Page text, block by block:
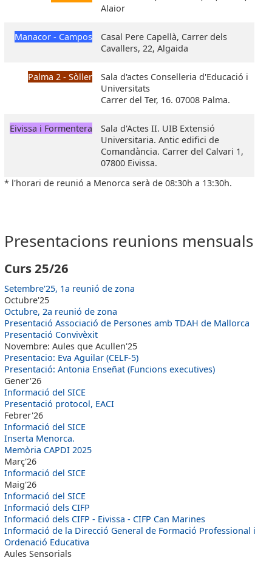
Alaior
Manacor - Campos
Casal Pere Capellà, Carrer dels
Cavallers, 22, Algaida
Palma 2 - Sòller
Sala d'actes Conselleria d'Educació i
Universitats
Carrer del Ter, 16. 07008 Palma.
Eivissa i Formentera
Sala d'Actes II. UIB Extensió
Universitaria. Antic edifici de
Comandància. Carrer del Calvari 1,
07800 Eivissa.
* l'horari de reunió a Menorca serà de 08:30h a 13:30h.
Presentacions reunions mensuals
Curs 25/26
Setembre'25, 1a reunió de zona
Octubre'25
Octubre, 2a reunió de zona
Presentació Associació de Persones amb TDAH de Mallorca
Presentació Convivèxit
Novembre: Aules que Acullen'25
Presentacio: Eva Aguilar (CELF-5)
Presentació: Antonia Enseñat (Funcions executives)
Gener'26
Informació del SICE
Presentació protocol, EACI
Febrer'26
Informació del SICE
Inserta Menorca.
Memòria CAPDI 2025
Març'26
Informació del SICE
Maig'26
Informació del SICE
Informació dels CIFP
Informació dels CIFP - Eivissa - CIFP Can Marines
Informació de la Direcció General de Formació Professional i
Ordenació Educativa
Aules Sensorials